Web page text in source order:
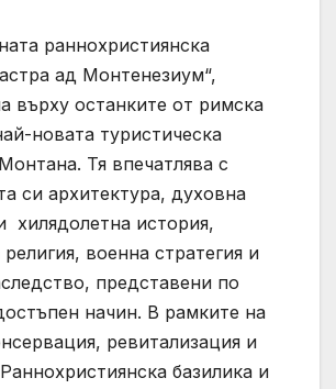
раннохристиянска
ад Монтенезиум“,
върху останките от римска
новата туристическа
Тя впечатлява с
си архитектура, духовна
хилядолетна история,
военна стратегия и
представени по
начин. В рамките на
ревитализация и
базилика и